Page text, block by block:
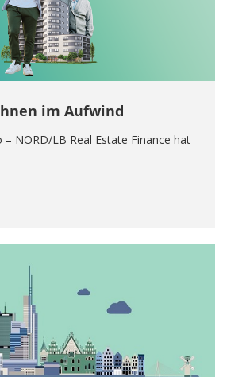
im Aufwind
– NORD/LB Real Estate Finance hat